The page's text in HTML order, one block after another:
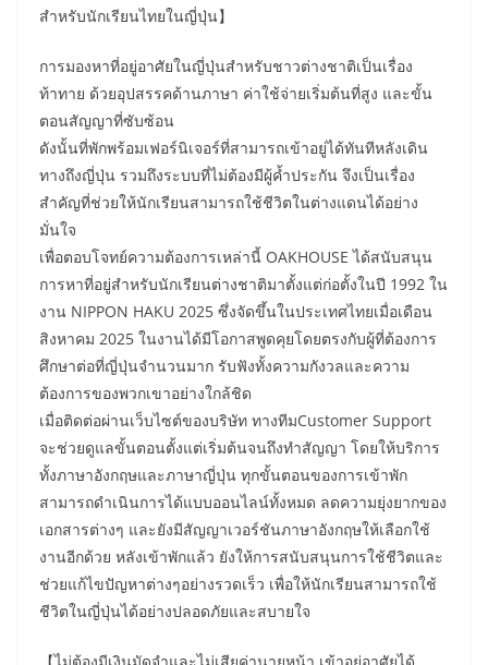
สำหรับนักเรียนไทยในญี่ปุ่น】
การมองหาที่อยู่อาศัยในญี่ปุ่นสำหรับชาวต่างชาติเป็นเรื่อง
ท้าทาย ด้วยอุปสรรคด้านภาษา ค่าใช้จ่ายเริ่มต้นที่สูง และขั้น
ตอนสัญญาที่ซับซ้อน
ดังนั้นที่พักพร้อมเฟอร์นิเจอร์ที่สามารถเข้าอยู่ได้ทันทีหลังเดิน
ทางถึงญี่ปุ่น รวมถึงระบบที่ไม่ต้องมีผู้ค้ำประกัน จึงเป็นเรื่อง
สำคัญที่ช่วยให้นักเรียนสามารถใช้ชีวิตในต่างแดนได้อย่าง
มั่นใจ
เพื่อตอบโจทย์ความต้องการเหล่านี้ OAKHOUSE ได้สนับสนุน
การหาที่อยู่สำหรับนักเรียนต่างชาติมาตั้งแต่ก่อตั้งในปี 1992 ใน
งาน NIPPON HAKU 2025 ซึ่งจัดขึ้นในประเทศไทยเมื่อเดือน
สิงหาคม 2025 ในงานได้มีโอกาสพูดคุยโดยตรงกับผู้ที่ต้องการ
ศึกษาต่อที่ญี่ปุ่นจำนวนมาก รับฟังทั้งความกังวลและความ
ต้องการของพวกเขาอย่างใกล้ชิด
เมื่อติดต่อผ่านเว็บไซต์ของบริษัท ทางทีมCustomer Support
จะช่วยดูแลขั้นตอนตั้งแต่เริ่มต้นจนถึงทำสัญญา โดยให้บริการ
ทั้งภาษาอังกฤษและภาษาญี่ปุ่น ทุกขั้นตอนของการเข้าพัก
สามารถดำเนินการได้แบบออนไลน์ทั้งหมด ลดความยุ่งยากของ
เอกสารต่างๆ และยังมีสัญญาเวอร์ชันภาษาอังกฤษให้เลือกใช้
งานอีกด้วย หลังเข้าพักแล้ว ยังให้การสนับสนุนการใช้ชีวิตและ
ช่วยแก้ไขปัญหาต่างๆอย่างรวดเร็ว เพื่อให้นักเรียนสามารถใช้
ชีวิตในญี่ปุ่นได้อย่างปลอดภัยและสบายใจ
【ไม่ต้องมีเงินมัดจำและไม่เสียค่านายหน้า เข้าอยู่อาศัยได้